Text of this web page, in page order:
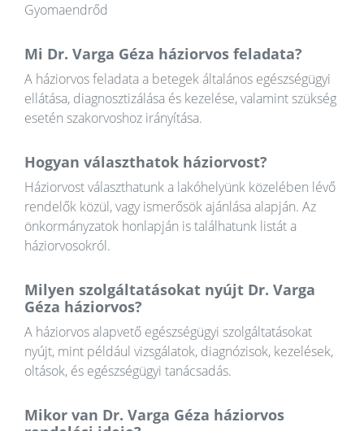
Gyomaendrőd
Mi Dr. Varga Géza háziorvos feladata?
A háziorvos feladata a betegek általános egészségügyi
ellátása, diagnosztizálása és kezelése, valamint szükség
esetén szakorvoshoz irányítása.
Hogyan választhatok háziorvost?
Háziorvost választhatunk a lakóhelyünk közelében lévő
rendelők közül, vagy ismerősök ajánlása alapján. Az
önkormányzatok honlapján is találhatunk listát a
háziorvosokról.
Milyen szolgáltatásokat nyújt Dr. Varga
Géza háziorvos?
A háziorvos alapvető egészségügyi szolgáltatásokat
nyújt, mint például vizsgálatok, diagnózisok, kezelések,
oltások, és egészségügyi tanácsadás.
Mikor van Dr. Varga Géza háziorvos